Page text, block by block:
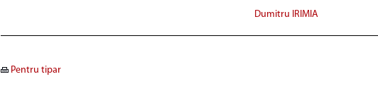
Dumitru IRIMIA
Pentru tipar